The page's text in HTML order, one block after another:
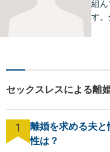
組ん
す。
セックスレスによる離
1
離婚を求める夫
性は？